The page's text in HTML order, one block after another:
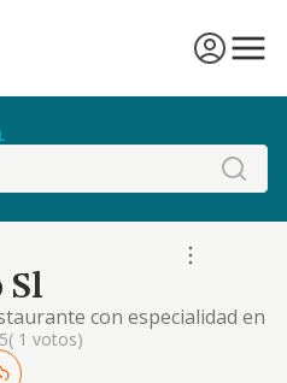
Sl
con especialidad en
y bocadillos
( 1 votos)